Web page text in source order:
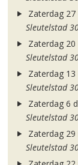
Zaterdag
Sleutelstad
Zaterdag
Sleutelstad
Zaterdag
Sleutelstad
Zaterdag 6
Sleutelstad
Zaterdag
Sleutelstad